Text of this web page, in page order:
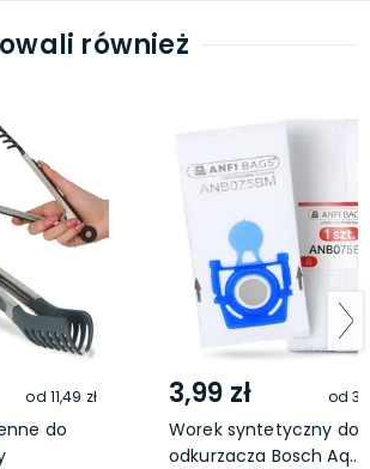
również
od 11,49 zł
do
3,99 zł od
Worek syntetyczny do
odkurzacza Bosch Aq...